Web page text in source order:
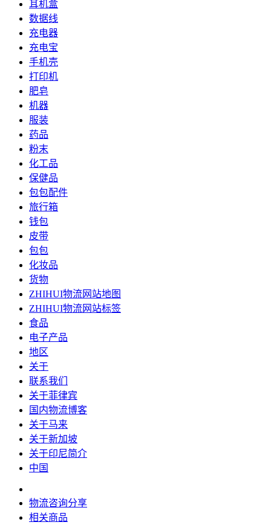
耳机盒
数据线
充电器
充电宝
手机壳
打印机
肥皂
机器
服装
药品
粉末
化工品
保健品
包包配件
旅行箱
钱包
皮带
包包
化妆品
货物
ZHIHUI物流网站地图
ZHIHUI物流网站标签
食品
电子产品
地区
关于
联系我们
关于菲律宾
国内物流博客
关于马来
关于新加坡
关于印尼简介
中国
物流咨询分享
相关商品